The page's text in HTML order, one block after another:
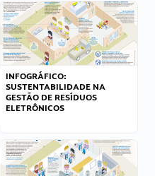
INFOGRÁFICO:
SUSTENTABILIDADE NA
GESTÃO DE RESÍDUOS
ELETRÔNICOS